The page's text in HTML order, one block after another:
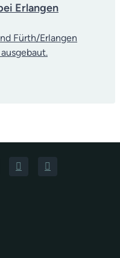
Erlangen
Fürth/Erlangen